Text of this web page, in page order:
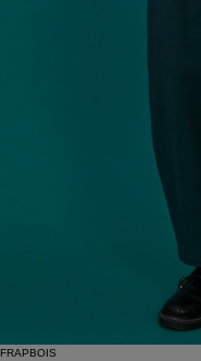
FRAPBOIS